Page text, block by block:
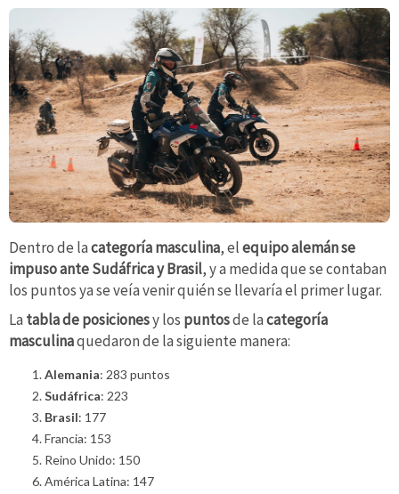
Dentro de lacategoría masculina, elequipo alemán se
impuso anteSudáfrica y Brasil, y a medida que se contaban
los puntos ya se veía venir quién se llevaría el primer lugar.
La tabla de posicionesy los puntosde lacategoría
masculinaquedaron de la siguiente manera:
Alemania: 283 puntos
Sudáfrica: 223
Brasil: 177
Francia: 153
Reino Unido: 150
América Latina: 147